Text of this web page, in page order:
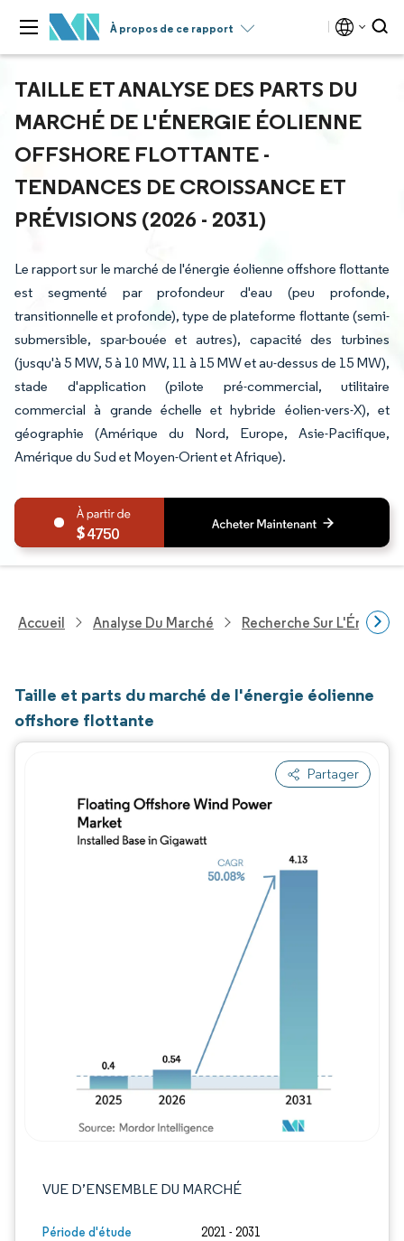
À propos de ce rapport
TAILLE ET ANALYSE DES PARTS DU
MARCHÉ DE L'ÉNERGIE ÉOLIENNE
OFFSHORE FLOTTANTE -
TENDANCES DE CROISSANCE ET
PRÉVISIONS (2026 - 2031)
Le rapport sur le marché de l'énergie éolienne offshore flottante
est segmenté par profondeur d'eau (peu profonde,
transitionnelle et profonde), type de plateforme flottante (semi-
submersible, spar-bouée et autres), capacité des turbines
(jusqu'à 5 MW, 5 à 10 MW, 11 à 15 MW et au-dessus de 15 MW),
stade d'application (pilote pré-commercial, utilitaire
commercial à grande échelle et hybride éolien-vers-X), et
géographie (Amérique du Nord, Europe, Asie-Pacifique,
Amérique du Sud et Moyen-Orient et Afrique).
4750
Accueil Analyse Du Marché Recherche Sur
Taille et parts du marché de l'énergie éolienne
offshore flottante
Partager
VUE D’ENSEMBLE DU MARCHÉ
Période d'étude 2021 - 2031
Image © Mordor Intelligence. La